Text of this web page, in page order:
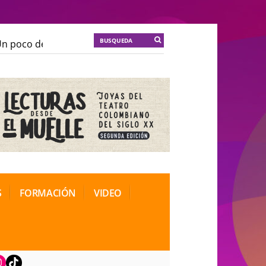
poco de locura para la cordura
Soma
de Teatro Rosa
FORMACIÓN VIDEO
TikTok